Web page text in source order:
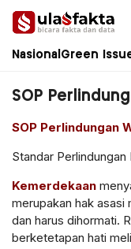
Ulasfakta.co
Bicara Fakta Terkini
Nasional Green
SOP
SOP Perlindungan
Standar
Kemerdekaan
merupakan hak asasi
dan harus dihormati.
berketetapan hati